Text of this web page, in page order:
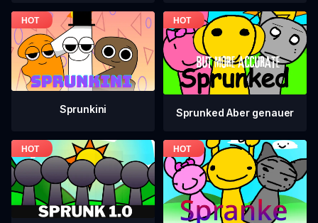
Sprunkini Sprunked Aber genauer